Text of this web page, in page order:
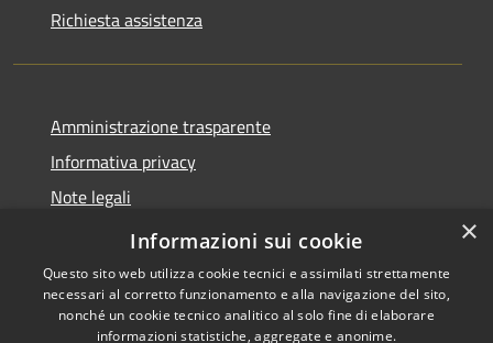
Richiesta assistenza
Amministrazione trasparente
Informativa privacy
Note legali
Dichiarazione di accessibilità
×
Informazioni sui cookie
Questo sito web utilizza cookie tecnici e assimilati strettamente
necessari al corretto funzionamento e alla navigazione del sito,
nonché un cookie tecnico analitico al solo fine di elaborare
informazioni statistiche, aggregate e anonime.